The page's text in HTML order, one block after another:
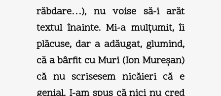
răbdare…), nu voise să-i arăt
textul înainte. Mi-a mulţumit, îi
plăcuse, dar a adăugat, glumind,
că a bârfit cu Muri (Ion Mureşan)
că nu scrisesem nicăieri că e